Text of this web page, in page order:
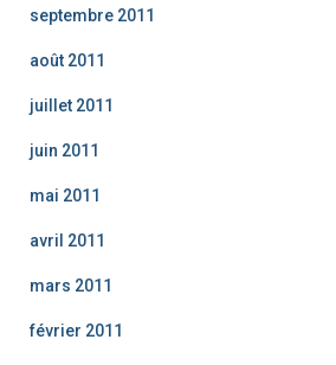
septembre 2011
août 2011
juillet 2011
juin 2011
mai 2011
avril 2011
mars 2011
février 2011